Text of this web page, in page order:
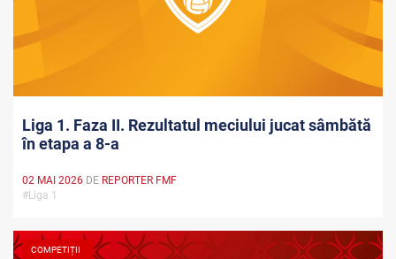
Liga 1. Faza II. Rezultatul meciului jucat sâmbătă
în etapa a 8-a
02 MAI 2026 DE REPORTER FMF
#Liga 1
COMPETIȚII